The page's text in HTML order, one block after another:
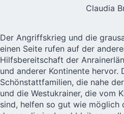
Claudia
Der Angriffskrieg und die
einen Seite rufen auf der
Hilfsbereitschaft der
und anderer Kontinente hervor.
Schönstattfamilien, die nahe
und die Westukrainer, die vom
sind, helfen so gut wie möglich